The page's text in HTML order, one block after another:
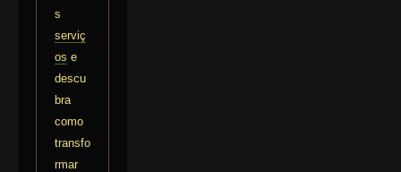
s
serviç
os e
descu
bra
como
transfo
rmar